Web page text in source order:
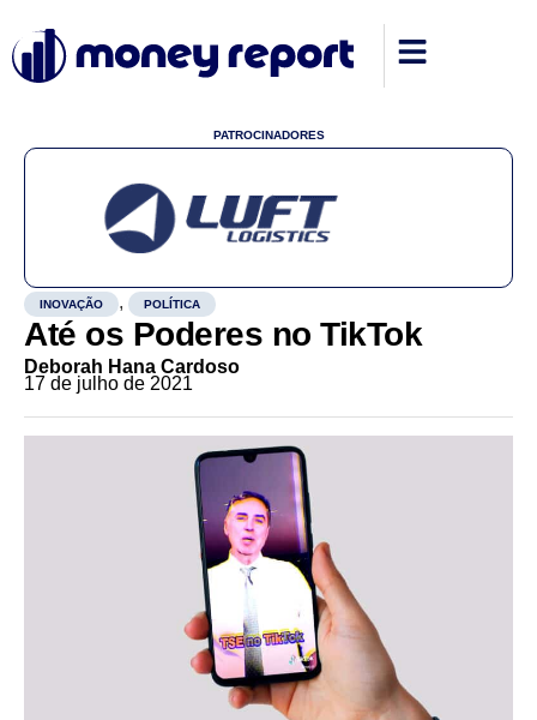
PATROCINADORES
INOVAÇÃO , POLÍTICA
Até os Poderes no TikTok
Deborah Hana Cardoso
17 de julho de 2021